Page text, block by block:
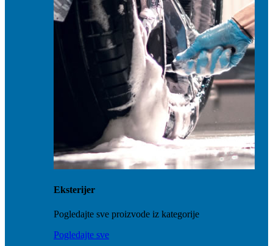
Eksterijer
Pogledajte sve proizvode iz kategorije
Pogledajte sve